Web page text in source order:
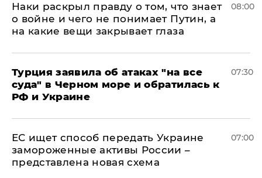
Наки раскрыл правду о том, что знает
о войне и чего не понимает Путин, а
на какие вещи закрывает глаза
08:00
Турция заявила об атаках "на все
суда" в Черном море и обратилась к
РФ и Украине
07:30
ЕС ищет способ передать Украине
замороженные активы России –
представлена новая схема
07:00